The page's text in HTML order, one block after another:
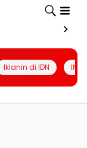
Iklanin di IDN